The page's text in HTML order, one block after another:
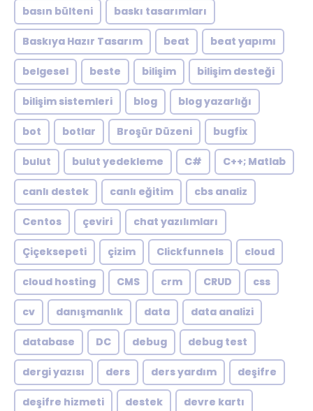
basın bülteni baskı tasarımları
Baskıya Hazır Tasarım beat beat yapımı
belgesel beste bilişim bilişim desteği
bilişim sistemleri blog blog yazarlığı
bot botlar Broşür Düzeni bugfix
bulut bulut yedekleme C# C++; Matlab
canlı destek canlı eğitim cbs analiz
Centos çeviri chat yazılımları
Çiçeksepeti çizim Clickfunnels cloud
cloud hosting CMS crm CRUD css
cv danışmanlık data data analizi
database DC debug debug test
dergi yazısı ders ders yardım deşifre
deşifre hizmeti destek devre kartı